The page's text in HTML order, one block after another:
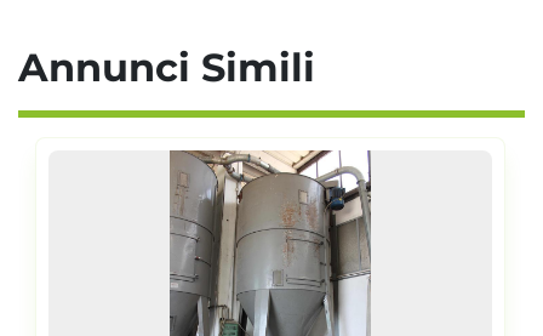
Annunci Simili